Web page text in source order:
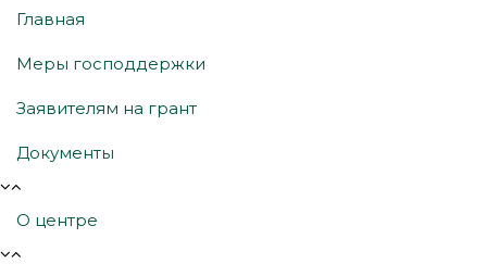
Главная
Меры господдержки
Заявителям на грант
Документы
О центре